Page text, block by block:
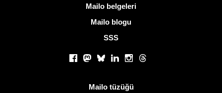
Mailo belgeleri
Mailo blogu
SSS
Facebook
Mastodon
BlueskyLinkedInInstagram
Threads
Mailo tüzüğü